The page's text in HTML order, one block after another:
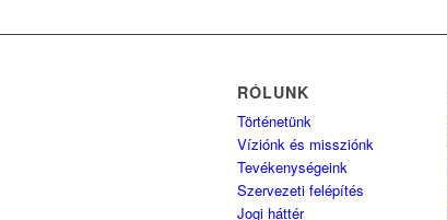
RÓLUNK
Történetünk
Víziónk és missziónk
Tevékenységeink
Szervezeti felépítés
Jogi háttér